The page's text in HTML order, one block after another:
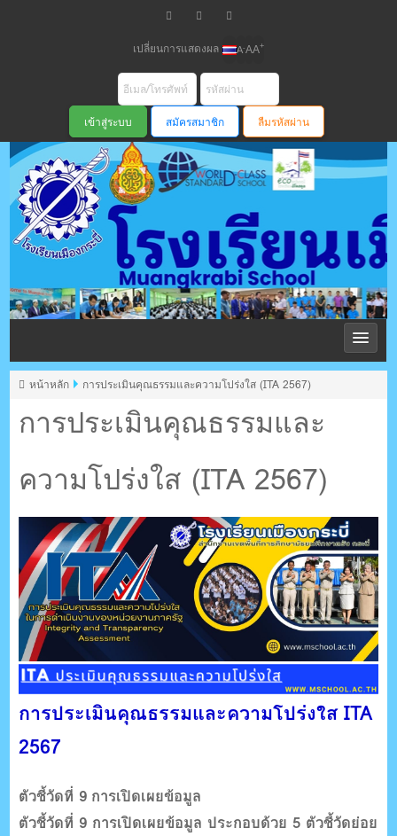
เปลี่ยนการแสดงผล A-AA+
สมัครสมาชิก ลืมรหัสผ่าน
โรงเรียนเมือง
กระบี่ สพม
ตรัง กระบี่
ระบบบริหารจัดการเว็บไซต์ (CMS) ด้วย Ajax โดยคนไทย
การประเมินคุณธรรมและ
ความโปร่งใส (ITA 2567)
หน้าหลัก การประเมินคุณธรรมและความโปร่งใส (ITA 2567)
การประเมินคุณธรรมและความโปร่งใส ITA
2567
ตัวชี้วัดที่ 9 การเปิดเผยข้อมูล
ตัวชี้วัดที่ 9 การเปิดเผยข้อมูล ประกอบด้วย 5 ตัวชี้วัดย่อย